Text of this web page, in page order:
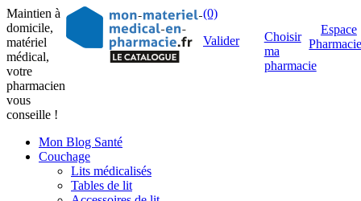
Maintien à
domicile,
matériel
médical,
votre
pharmacien
vous
conseille !
(0)
Valider
Choisir
ma
pharmacie
Espace
Mon Blog Santé
Couchage
Lits médicalisés
Tables de lit